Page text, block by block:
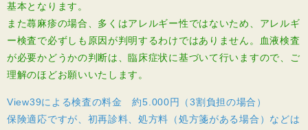
基本となります。
また蕁麻疹の場合、多くはアレルギー性ではないため、アレルギ
ー検査で必ずしも原因が判明するわけではありません。血液検査
が必要かどうかの判断は、臨床症状に基づいて行いますので、ご
理解のほどお願いいたします。
View39による検査の料金 約5.000円（3割負担の場合）
保険適応ですが、初再診料、処方料（処方箋がある場合）などは